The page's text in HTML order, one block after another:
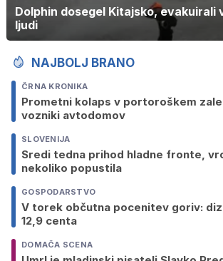
Dolphin dosegel Kitajsko, evakuirali
ljudi
NAJBOLJ BRANO
ČRNA KRONIKA
Prometni kolaps v portoroškem
vozniki avtodomov
SLOVENIJA
Sredi tedna prihod hladne fronte,
nekoliko popustila
GOSPODARSTVO
V torek občutna pocenitev goriv:
12,9 centa
DOMAČA SCENA